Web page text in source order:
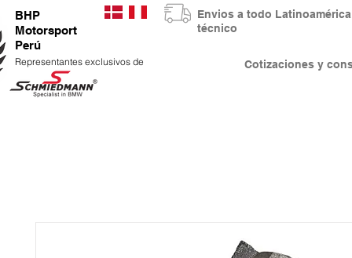
BHP
Motorsport
Perú
Representantes exclusivos de Cotizaciones y
Envios a todo
técnico